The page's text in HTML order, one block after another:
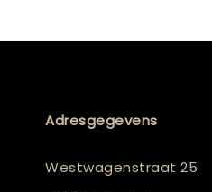
Adresgegevens
Westwagenstraat 25